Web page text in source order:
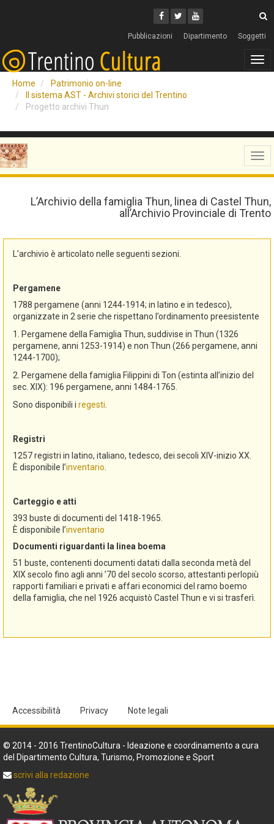
Facebook
Twitter
Youtube
Pubblicazioni Dipartimento Soggetti
Home
Patrimonio on-line
Il sistema AST - Archivi storici del Trentino
Progetto archivi Thun
L’Archivio della famiglia Thun, linea di Castel Thun,
all’Archivio Provinciale di Trento
L’archivio è articolato nelle seguenti sezioni.
Pergamene
1788 pergamene (anni 1244-1914; in latino e in tedesco),
organizzate in 2 serie che rispettano l’ordinamento preesistente
1. Pergamene della Famiglia Thun, suddivise in Thun (1326
pergamene, anni 1253-1914) e non Thun (266 pergamene, anni
1244-1700);
2. Pergamene della famiglia Filippini di Ton (estinta all’inizio del
sec. XIX): 196 pergamene, anni 1484-1765.
Sono disponibili i regesti
Registri
1257 registri in latino, italiano, tedesco, dei secoli XIV-inizio XX.
È disponibile l’inventario
Carteggio e atti
393 buste di documenti del 1418-1965.
È disponibile l’inventario
Documenti riguardanti la linea boema
51 buste, contenenti documenti datati dalla seconda metà del
XIX secolo fino agli anni ’70 del secolo scorso, attestanti perlopiù
rapporti familiari e privati e affari economici del ramo boemo
della famiglia, che nel 1926 acquistò Castel Thun e vi si trasferì.
Accessibilità Privacy Note legali
© 2014 - 2016 TrentinoCultura - Ideazione e coordinamento a cura
del Dipartimento Cultura, Turismo, Promozione e Sport
scrivi alla redazione